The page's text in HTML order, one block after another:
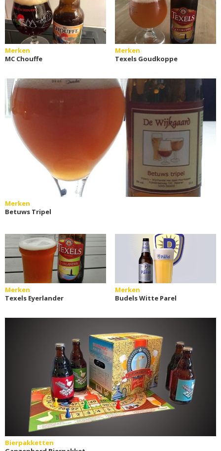
Merken
MC Chouffe
Merken
Texels Goudkoppe
Merken
Betuws Tripel
Merken
Texels Eyerlander
Merken
Budels Witte Parel
Bierpakketten